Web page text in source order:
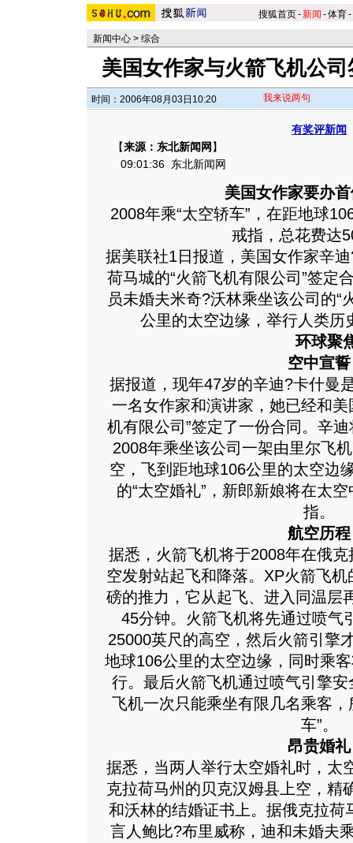
搜狐首页-新闻 -体育-
新闻中心 > 综合
美国女作家与火箭飞机公
时间：2006年08月03日10:20 我来说两句
有奖评新闻
【来源：东北新闻网 】
09:01:36 东北新闻网
美国女作家要办首
2008年乘“太空轿车”，在距地球
戒指，总花费达
据美联社1日报道，美国女作家辛
荷马城的“火箭飞机有限公司”签定
员未婚夫米奇?沃林乘坐该公司的“
公里的太空边缘，举行人类历
环球聚
空中宣誓
据报道，现年47岁的辛迪?卡什曼
一名女作家和演讲家，她已经和
机有限公司”签定了一份合同。辛
2008年乘坐该公司一架由里尔飞
空，飞到距地球106公里的太空边
的“太空婚礼”，新郎新娘将在太
指。
航空历程
据悉，火箭飞机将于2008年在俄
空发射站起飞和降落。XP火箭飞
磅的推力，它从起飞、进入同温层
45分钟。火箭飞机将先通过喷气
25000英尺的高空，然后火箭引擎
地球106公里的太空边缘，同时乘
行。最后火箭飞机通过喷气引擎
飞机一次只能乘坐有限几名乘客
车”。
昂贵婚礼
据悉，当两人举行太空婚礼时，太
克拉荷马州的贝克汉姆县上空，精
和沃林的结婚证书上。据俄克拉荷
言人鲍比?布里威称，迪和未婚夫